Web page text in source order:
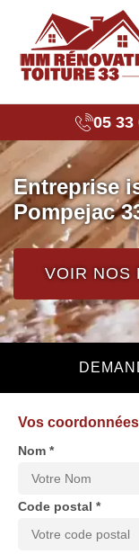
05 33
Entreprise
Pompejac
VOIR NOS
Vos coordonnées
Nom *
Code postal *